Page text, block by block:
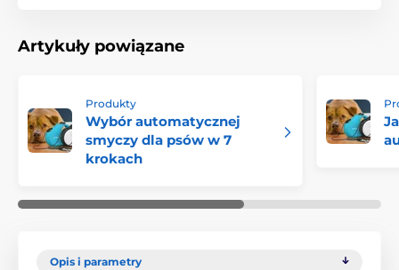
Artykuły powiązane
Produkty
Wybór automatycznej
smyczy dla psów w 7
krokach
Opis i parametry